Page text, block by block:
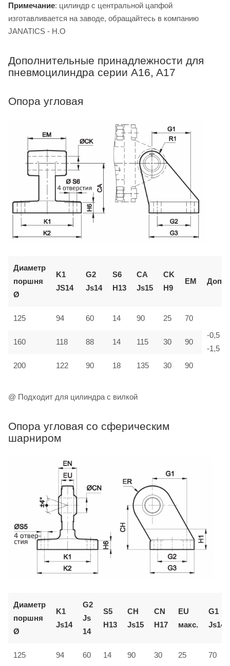
Примечание: цилиндр с центральной цапфой
изготавливается на заводе, обращайтесь в компанию
JANATICS - H.O
Дополнительные принадлежности для
пневмоцилиндра серии A16, A17
Опора угловая
Диаметр
поршня
Ø
K1
JS14
G2
Js14
S6
H13
CA
Js15
CK
H9
EM Доп.
125 94 60 14 90 25 70
-0,5
-1,5
160 118 88 14 115 30 90
200 122 90 18 135 30 90
@ Подходит для цилиндра с вилкой
Опора угловая со сферическим
шарниром
Диаметр
поршня
Ø
K1
Js14
G2
Js
14
S5
H13
CH
Js15
CN
H17
EU
макс.
G1
Js14
125 94 60 14 90 30 25 70